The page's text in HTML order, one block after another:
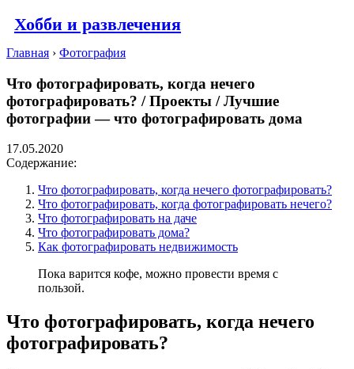
Хобби и развлечения
Главная › Фотография
Что фотографировать, когда нечего
фотографировать? / Проекты / Лучшие
фотографии — что фотографировать дома
17.05.2020
Содержание:
Что фотографировать, когда нечего фотографировать?
Что фотографировать, когда фотографировать нечего?
Что фотографировать на даче
Что фотографировать дома?
Как фотографировать недвижимость
Пока варится кофе, можно провести время с
пользой.
Что фотографировать, когда нечего
фотографировать?